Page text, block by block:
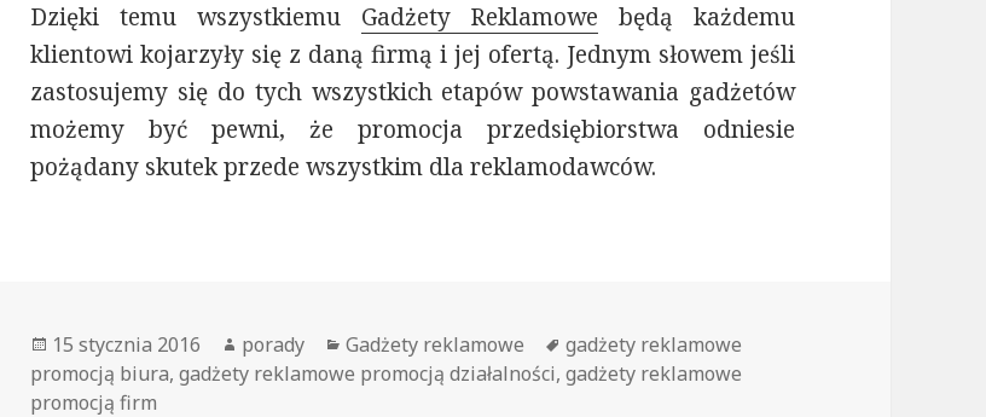
Dzięki temu wszystkiemu Gadżety Reklamowe będą każdemu
klientowi kojarzyły się z daną firmą i jej ofertą. Jednym słowem jeśli
zastosujemy się do tych wszystkich etapów powstawania gadżetów
możemy być pewni, że promocja przedsiębiorstwa odniesie
pożądany skutek przede wszystkim dla reklamodawców.
Opublikowano
15 stycznia 2016 Autor
porady Kategorie
Gadżety reklamowe Tagi
gadżety reklamowe
promocją biura,gadżety reklamowe promocją działalności,gadżety reklamowe
promocją firm